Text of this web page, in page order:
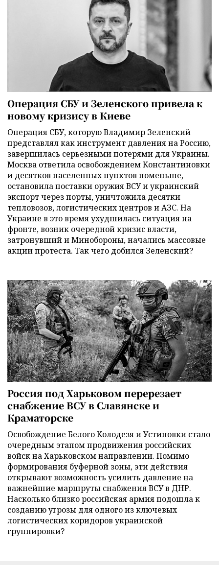
Операция СБУ и Зеленского привела к
новому кризису в Киеве
Операция СБУ, которую Владимир Зеленский
представлял как инструмент давления на Россию,
завершилась серьезными потерями для Украины.
Москва ответила освобождением Константиновки
и десятков населенных пунктов поменьше,
остановила поставки оружия ВСУ и украинский
экспорт через порты, уничтожила десятки
тепловозов, логистических центров и АЗС. На
Украине в это время ухудшилась ситуация на
фронте, возник очередной кризис власти,
затронувший и Минобороны, начались массовые
акции протеста. Так чего добился Зеленский?
Россия под Харьковом перерезает
снабжение ВСУ в Славянске и
Краматорске
Освобождение Белого Колодезя и Устиновки стало
очередным этапом продвижения российских
войск на Харьковском направлении. Помимо
формирования буферной зоны, эти действия
открывают возможность усилить давление на
важнейшие маршруты снабжения ВСУ в ДНР.
Насколько близко российская армия подошла к
созданию угрозы для одного из ключевых
логистических коридоров украинской
группировки?